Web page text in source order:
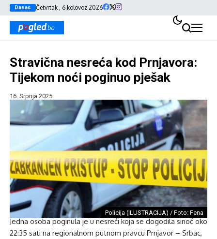
Danas Četvrtak , 6 kolovoz 2026
Stravična nesreća kod Prnjavora:
Tijekom noći poginuo pješak
16. Srpnja 2025.
Policija (ILUSTRACIJA) / Foto: Fena
Jedna osoba poginula je u nesreći koja se dogodila sinoć oko
22:35 sati na regionalnom putnom pravcu Prnjavor – Srbac,